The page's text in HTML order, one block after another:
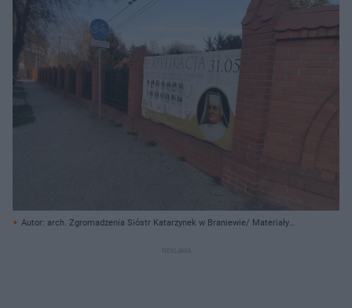
Autor: arch. Zgromadzenia Sióstr Katarzynek w Braniewie/ Materiały